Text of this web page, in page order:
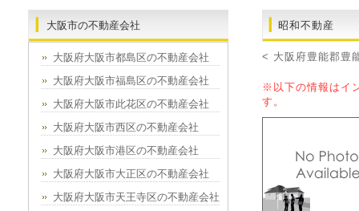
昭和不動産
< 大阪府豊能郡豊
※以下の情報はイ
す。
大阪市の不動産会社
大阪府大阪市都島区の不動産会社
大阪府大阪市福島区の不動産会社
大阪府大阪市此花区の不動産会社
大阪府大阪市西区の不動産会社
大阪府大阪市港区の不動産会社
大阪府大阪市大正区の不動産会社
大阪府大阪市天王寺区の不動産会社